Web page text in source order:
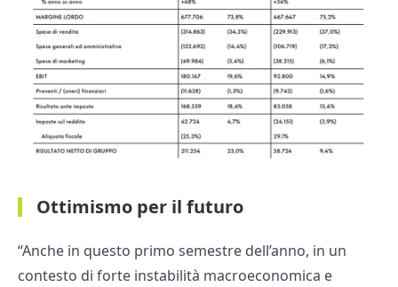
Ottimismo per il futuro
“Anche in questo primo semestre dell’anno, in un
contesto di forte instabilità macroeconomica e